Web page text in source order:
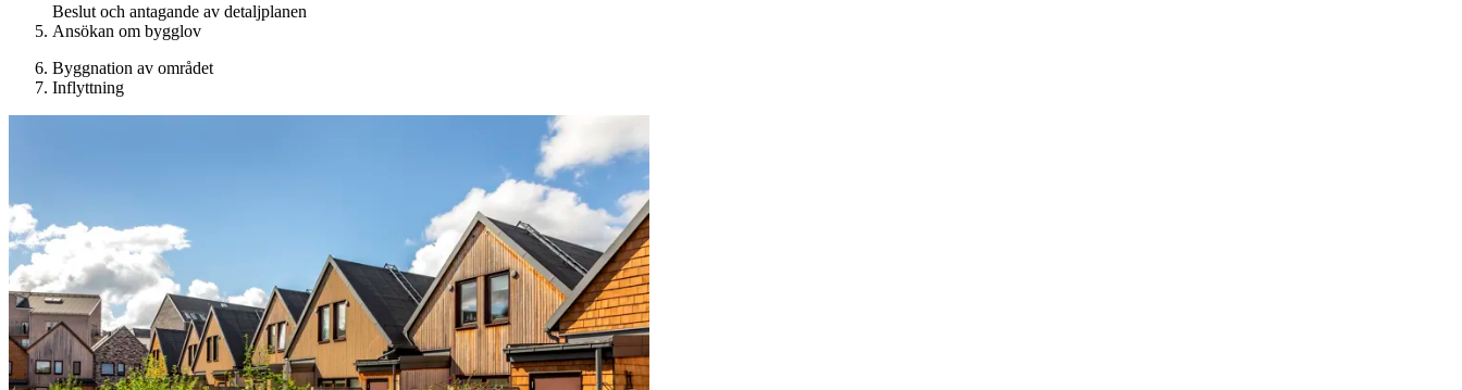
Beslut och antagande av detaljplanen
Ansökan om bygglov
Byggnation av området
Inflyttning